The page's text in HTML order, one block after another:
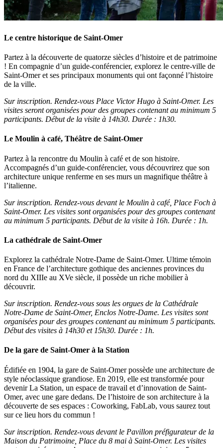
Le centre historique de Saint-Omer
Partez à la découverte de quatorze siècles d’histoire et de patrimoine
! En compagnie d’un guide-conférencier, explorez le centre-ville de
Saint-Omer et ses principaux monuments qui ont façonné l’histoire
de la ville.
Sur inscription. Rendez-vous Place Victor Hugo à Saint-Omer. Les
visites seront organisées pour des groupes contenant au minimum 5
participants. Début de la visite à 14h30. Durée : 1h30.
Le Moulin à café, Théâtre de Saint-Omer
Partez à la rencontre du Moulin à café et de son histoire.
Accompagnés d’un guide-conférencier, vous découvrirez que son
architecture unique renferme en ses murs un magnifique théâtre à
l’italienne.
Sur inscription. Rendez-vous devant le Moulin à café, Place Foch à
Saint-Omer. Les visites sont organisées pour des groupes contenant
au minimum 5 participants. Début de la visite à 16h. Durée : 1h.
La cathédrale de Saint-Omer
Explorez la cathédrale Notre-Dame de Saint-Omer. Ultime témoin
en France de l’architecture gothique des anciennes provinces du
nord du XIIIe au XVe siècle, il possède un riche mobilier à
découvrir.
Sur inscription. Rendez-vous sous les orgues de la Cathédrale
Notre-Dame de Saint-Omer, Enclos Notre-Dame. Les visites sont
organisées pour des groupes contenant au minimum 5 participants.
Début des visites à 14h30 et 15h30. Durée : 1h.
De la gare de Saint-Omer à la Station
Édifiée en 1904, la gare de Saint-Omer possède une architecture de
style néoclassique grandiose. En 2019, elle est transformée pour
devenir La Station, un espace de travail et d’innovation de Saint-
Omer, avec une gare dedans. De l’histoire de son architecture à la
découverte de ses espaces : Coworking, FabLab, vous saurez tout
sur ce lieu hors du commun !
Sur inscription. Rendez-vous devant le Pavillon préfigurateur de la
Maison du Patrimoine, Place du 8 mai à Saint-Omer. Les visites